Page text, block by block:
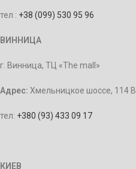
тел : +38 (099) 530 95 96
ВИННИЦА
г. Винница, ТЦ «The mall»
Адрес: Хмельницкое шоссе, 114 В
тел: +380 (93) 433 09 17
КИЕВ